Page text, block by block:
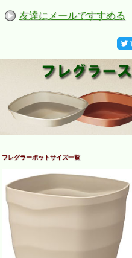
友達にメールですすめる
フレグラーポットサイズ一覧